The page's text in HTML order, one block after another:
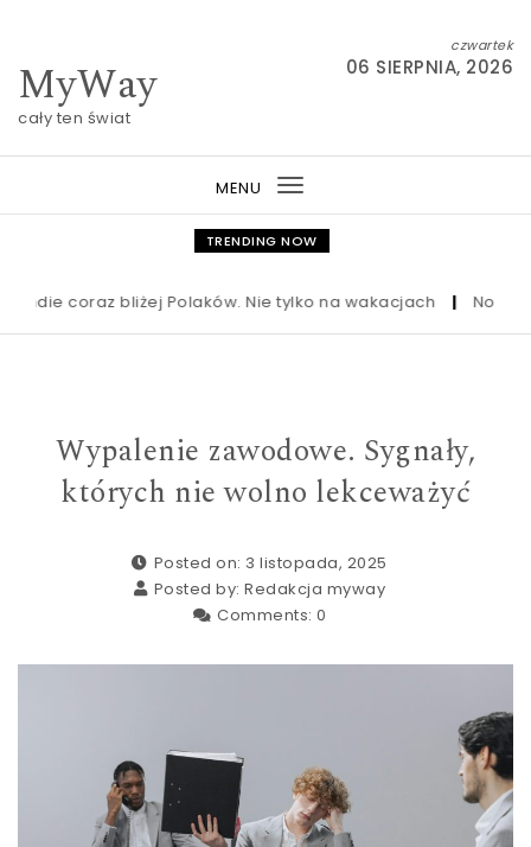
MyWay
cały ten świat
czwartek
06 SIERPNIA, 2026
MENU
Toggle
navigation
TRENDING NOW
coraz bliżej Polaków. Nie tylko na wakacjach | Nowa
Wypalenie zawodowe. Sygnały,
których nie wolno lekceważyć
Posted on: 3 listopada, 2025
Posted by: Redakcja myway
Comments: 0